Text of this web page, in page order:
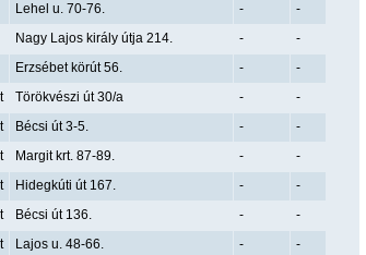
Lehel u. 70-76. -
-
Nagy Lajos király útja 214. -
-
Erzsébet körút 56. -
-
Törökvészi út 30/a -
-
Bécsi út 3-5. -
-
Margit krt. 87-89. -
-
Hidegkúti út 167. -
-
Bécsi út 136. -
-
Lajos u. 48-66. -
-